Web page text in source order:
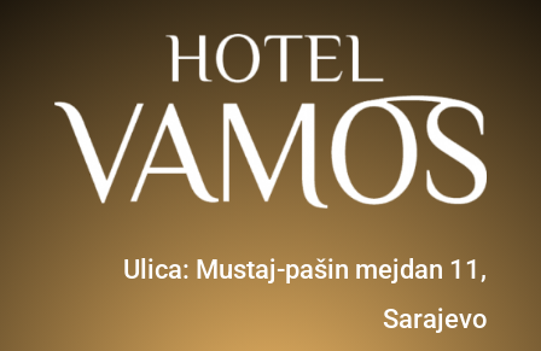
Ulica: Mustaj-pašin mejdan 11,
Sarajevo